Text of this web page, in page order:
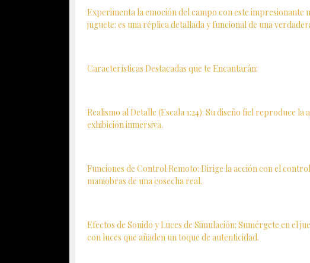
Experimenta la emoción del campo con este impresionante
juguete: es una réplica detallada y funcional de una
Características Destacadas que te Encantarán:
Realismo al Detalle (Escala 1:24): Su diseño fiel reproduce
exhibición inmersiva.
Funciones de Control Remoto: Dirige la acción con el
maniobras de una cosecha real.
Efectos de Sonido y Luces de Simulación: Sumérgete en el
con luces que añaden un toque de autenticidad.